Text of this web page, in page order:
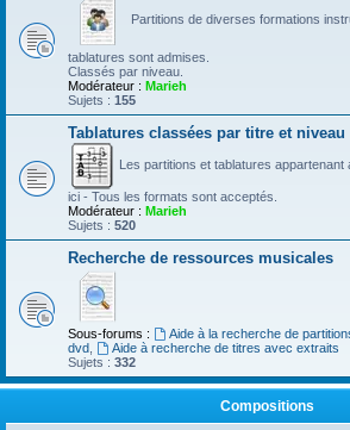
Partitions de diverses formations
tablatures sont admises.
Classés par niveau.
Modérateur : Marieh
Sujets : 155
Tablatures classées par titre et niveau
Les partitions et tablatures
ici - Tous les formats sont acceptés.
Modérateur : Marieh
Sujets : 520
Recherche de ressources musicales
Sous-forums : Aide à la recherche de
dvd
Aide à recherche de titres avec extraits
Sujets : 332
Compositions